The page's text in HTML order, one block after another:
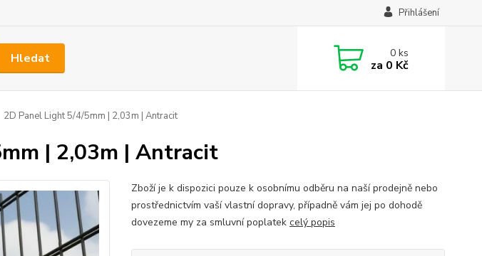
Přihlášení
Hledat 0ks
za 0 Kč
2D Panel Light 5/4/5mm | 2,03m | Antracit
| 2,03m | Antracit
Zboží je k dispozici pouze k osobnímu odběru na naší prodejně nebo
prostřednictvím vaší vlastní dopravy, případně vám jej po dohodě
dovezeme my za smluvní poplatek celý popis